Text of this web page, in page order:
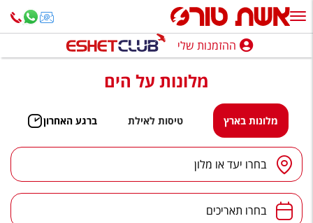
ההזמנות שלי
חופשה לפי סגנון
מלונות באילת
טיולים מאורגנים
סגנונות טיול
ההזמנות שלי
מלונות על הים
מלונות בארץ טיסות לאילת ברגע האחרון
יעד/מלון בחרו יעד או מלון
תאריכים בחרו תאריכים